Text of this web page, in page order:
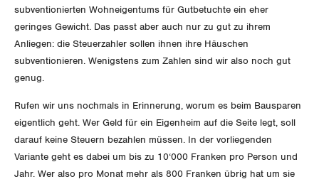
SERVICE
GEWERKSCHAFTSMITGLIED WERDEN
LOHNRECHNER
DER SGB
Medien
subventionierten Wohneigentums für Gutbetuchte ein eher
geringes Gewicht. Das passt aber auch nur zu gut zu ihrem
Anliegen: die Steuerzahler sollen ihnen ihre Häuschen
subventionieren. Wenigstens zum Zahlen sind wir also noch gut
genug.
Rufen wir uns nochmals in Erinnerung, worum es beim Bausparen
eigentlich geht. Wer Geld für ein Eigenheim auf die Seite legt, soll
darauf keine Steuern bezahlen müssen. In der vorliegenden
Variante geht es dabei um bis zu 10‘000 Franken pro Person und
Jahr. Wer also pro Monat mehr als 800 Franken übrig hat um sie